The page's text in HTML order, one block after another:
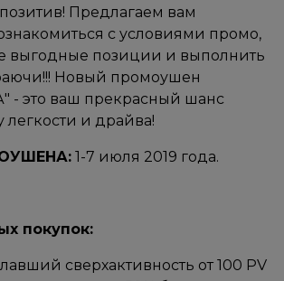
Предлагаем вам
с условиями промо,
выгодные позиции и выполнить
Новый промоушен
- это ваш прекрасный шанс
легкости и драйва!
​​ 1-7 июля 2019 года.
покупок:
сверхактивность от 100 PV